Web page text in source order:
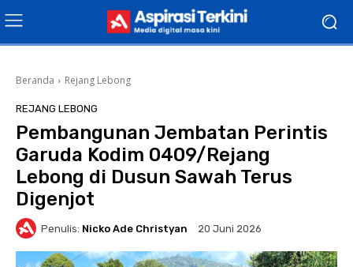
Beranda Rejang Lebong
REJANG LEBONG
Pembangunan Jembatan Perintis
Garuda Kodim 0409/Rejang
Lebong di Dusun Sawah Terus
Digenjot
Penulis: Nicko Ade Christyan 20 Juni 2026